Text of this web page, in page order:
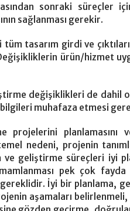
sonraki süreçler
sağlanması gerekir.
tasarım girdi ve
ürün/hizmet
değişiklikleri de dahil
muhafaza etmesi
projelerini planlamasını
nedeni, projenin
ve geliştirme süreçleri iyi
pek çok
İyi bir planlama,
aşamaları